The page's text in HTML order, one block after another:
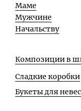
Маме
Мужчине
Начальству
Композиции в
Сладкие коробки
Букеты для